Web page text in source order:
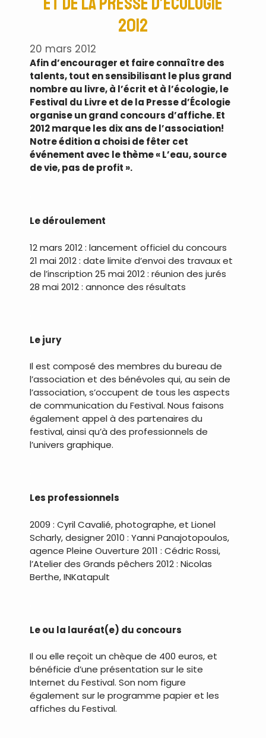
2012
20 mars 2012
Afin d’encourager et faire connaître des
talents, tout en sensibilisant le plus grand
nombre au livre, à l’écrit et à l’écologie, le
Festival du Livre et de la Presse d’Écologie
organise un grand concours d’affiche. Et
2012 marque les dix ans de l’association!
Notre édition a choisi de fêter cet
événement avec le thème « L’eau, source
de vie, pas de profit ».
Le déroulement
12 mars 2012 : lancement officiel du concours
21 mai 2012 : date limite d’envoi des travaux et
de l’inscription 25 mai 2012 : réunion des jurés
28 mai 2012 : annonce des résultats
Le jury
Il est composé des membres du bureau de
l’association et des bénévoles qui, au sein de
l’association, s’occupent de tous les aspects
de communication du Festival. Nous faisons
également appel à des partenaires du
festival, ainsi qu’à des professionnels de
l’univers graphique.
Les professionnels
2009 : Cyril Cavalié, photographe, et Lionel
Scharly, designer 2010 : Yanni Panajotopoulos,
agence Pleine Ouverture 2011 : Cédric Rossi,
l’Atelier des Grands pêchers 2012 : Nicolas
Berthe, INKatapult
Le ou la lauréat(e) du concours
Il ou elle reçoit un chèque de 400 euros, et
bénéficie d’une présentation sur le site
Internet du Festival. Son nom figure
également sur le programme papier et les
affiches du Festival.